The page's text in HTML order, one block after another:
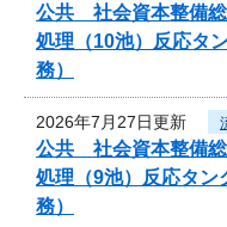
公共 社会資本整備総
処理（10池）反応タ
務）
2026年7月27日更新
公共 社会資本整備総
処理（9池）反応タン
務）